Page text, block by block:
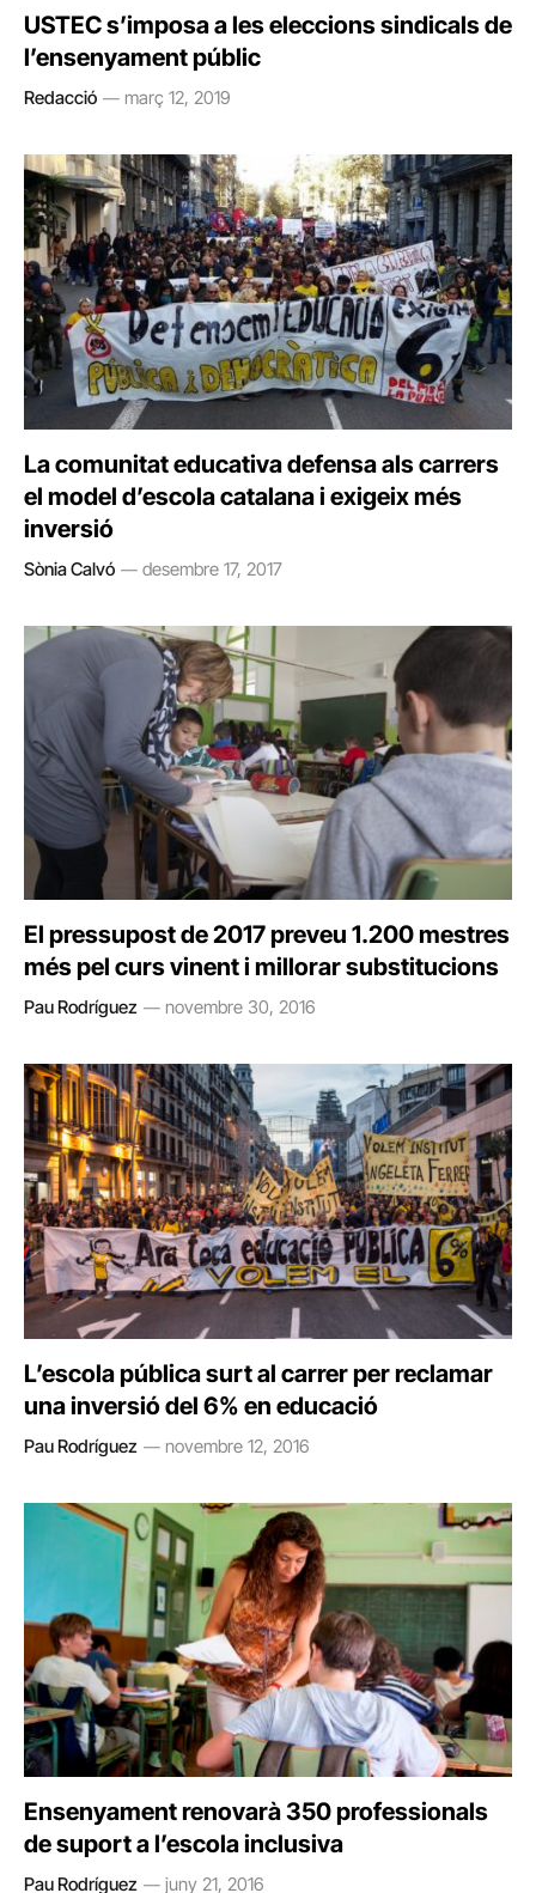
USTEC s’imposa a les eleccions sindicals de
l’ensenyament públic
Redacció març 12, 2019
La comunitat educativa defensa als carrers
el model d’escola catalana i exigeix més
inversió
Sònia Calvó desembre 17, 2017
El pressupost de 2017 preveu 1.200 mestres
més pel curs vinent i millorar substitucions
Pau Rodríguez novembre 30, 2016
L’escola pública surt al carrer per reclamar
una inversió del 6% en educació
Pau Rodríguez novembre 12, 2016
Ensenyament renovarà 350 professionals
de suport a l’escola inclusiva
Pau Rodríguez juny 21, 2016